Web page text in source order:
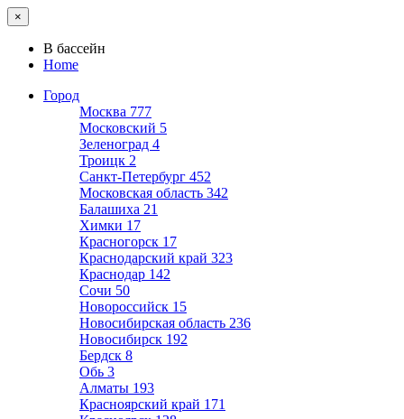
×
В бассейн
Home
Город
Москва 777
Московский 5
Зеленоград 4
Троицк 2
Санкт-Петербург 452
Московская область 342
Балашиха 21
Химки 17
Красногорск 17
Краснодарский край 323
Краснодар 142
Сочи 50
Новороссийск 15
Новосибирская область 236
Новосибирск 192
Бердск 8
Обь 3
Алматы 193
Красноярский край 171